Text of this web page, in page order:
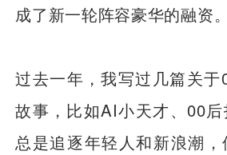
成了新一轮阵容豪华的融资。
过去一年，我写过几篇关于
故事，比如AI小天才、00
总是追逐年轻人和新浪潮